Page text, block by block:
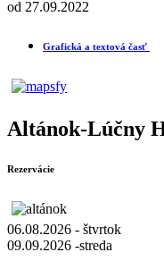
od 27.09.2022
Grafická a textová časť
Altánok-Lúčny
Rezervácie
06.08.2026 - štvrtok
09.09.2026 -streda